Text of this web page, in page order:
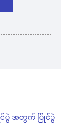
ြိုင်ပွဲ အတွက် ပြိုင်ပွဲ